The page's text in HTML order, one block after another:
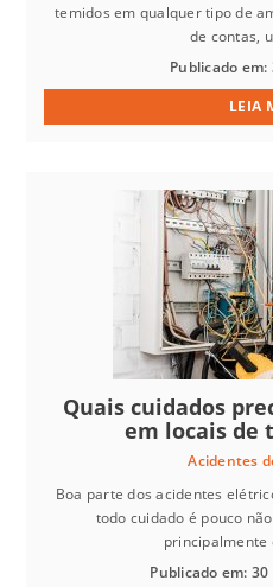
temidos em qualquer tipo de
de contas,
Publicado
LEIA
Quais cuidados
em locais de
Acidentes
Boa parte dos acidentes
todo cuidado é pouco
principalmente
Publicado em: